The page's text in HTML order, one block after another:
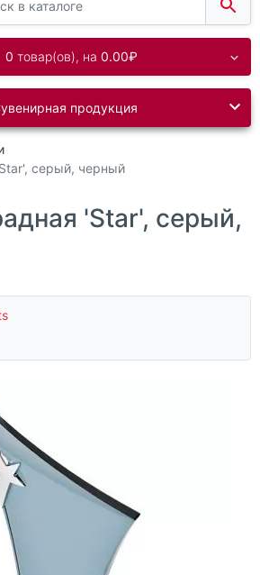
0 товар(ов), на 0.00₽
продукция
серый, черный
'Star', серый,